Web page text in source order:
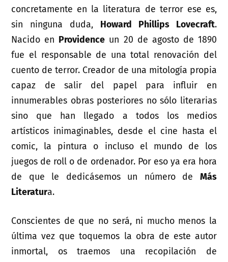
concretamente en la literatura de terror ese es,
sin ninguna duda, Howard Phillips Lovecraft.
Nacido en Providence un 20 de agosto de 1890
fue el responsable de una total renovación del
cuento de terror. Creador de una mitología propia
capaz de salir del papel para influir en
innumerables obras posteriores no sólo literarias
sino que han llegado a todos los medios
artísticos inimaginables, desde el cine hasta el
comic, la pintura o incluso el mundo de los
juegos de roll o de ordenador. Por eso ya era hora
de que le dedicásemos un número de Más
Literatura.
Conscientes de que no será, ni mucho menos la
última vez que toquemos la obra de este autor
inmortal, os traemos una recopilación de